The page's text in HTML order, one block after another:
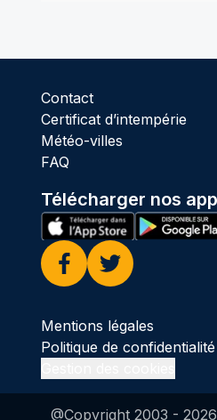
Contact
Certificat d’intempérie
Météo-villes
FAQ
Télécharger nos
Facebook
Twitter
Mentions légales
Politique de confidentialité
@Copyright 2003 - 2026